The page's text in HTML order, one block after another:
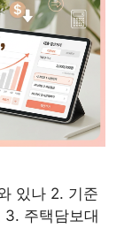
있나 2. 기준
주택담보대